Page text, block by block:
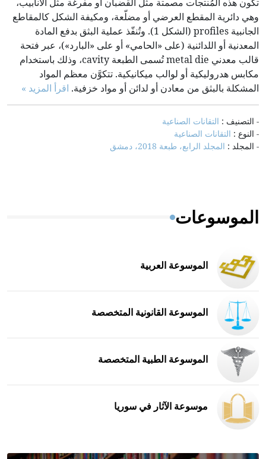
وهي دائرية المقطع العرضي أو مضلّعة، ومكيفة الشكل كالمقاطع
الجانبية profiles (الشكل 1). وتُنفّذ عملية البثق بدفع المادة
المعدنية أو اللدائنية (على «الحامي» أو على «البارد»)، عبر فتحة
قالب معدني metal die تُسمى الطبعة cavity، وذلك باستخدام
مكابس هدروليكية أو لوالب ميكانيكية. تتكوَّن معظم المواد
المشكلة بالبثق من معادن أو لدائن أو مواد خزفية. اقرأ المزيد »
- التصنيف : التقانات الصناعية
- النوع : التقانات الصناعية
- المجلد : المجلد الرابع، طبعة 2018، دمشق
الموسوعات
الموسوعة العربية
الموسوعة القانونية المتخصصة
الموسوعة الطبية المتخصصة
موسوعة الآثار في سوريا